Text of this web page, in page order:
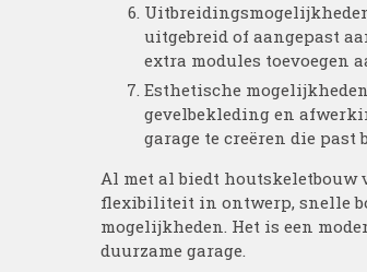
uitgebreid of aangepast
extra modules toevoegen
Esthetische
gevelbekleding en
garage te creëren die
Al met al biedt houtskeletbouw
flexibiliteit in ontwerp, snelle
mogelijkheden. Het is een
duurzame garage.